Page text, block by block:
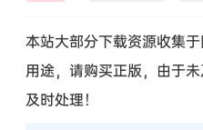
本站大部分下载资源收集
用途，请购买正版，由于
及时处理！